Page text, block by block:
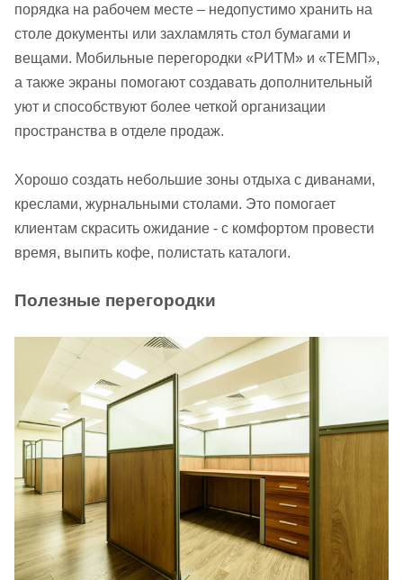
порядка на рабочем месте – недопустимо хранить на
столе документы или захламлять стол бумагами и
вещами. Мобильные перегородки «РИТМ» и «ТЕМП»,
а также экраны помогают создавать дополнительный
уют и способствуют более четкой организации
пространства в отделе продаж.
Хорошо создать небольшие зоны отдыха с диванами,
креслами, журнальными столами. Это помогает
клиентам скрасить ожидание - с комфортом провести
время, выпить кофе, полистать каталоги.
Полезные перегородки